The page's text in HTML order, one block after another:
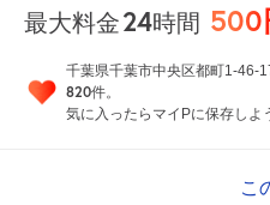
最大料金24時間 500
千葉県千葉市中央区都町1-46-
820件。
気に入ったらマイPに保存しよ
こ